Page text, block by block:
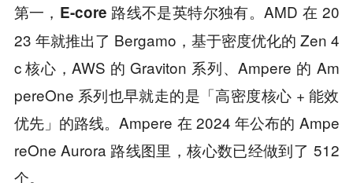
第一， E-core 路线不是英特尔独有。AMD 在 20
23 年就推出了 Bergamo，基于密度优化的 Zen 4
c 核心，AWS 的 Graviton 系列、Ampere 的 Am
pereOne 系列也早就走的是「高密度核心 + 能效
优先」的路线。Ampere 在 2024 年公布的 Ampe
reOne Aurora 路线图里，核心数已经做到了 512
个。